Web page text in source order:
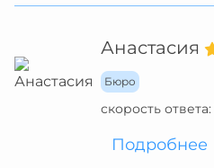
Анастасия
Бюро
скорость ответа:
Подробнее